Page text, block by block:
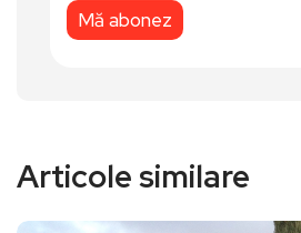
Articole similare